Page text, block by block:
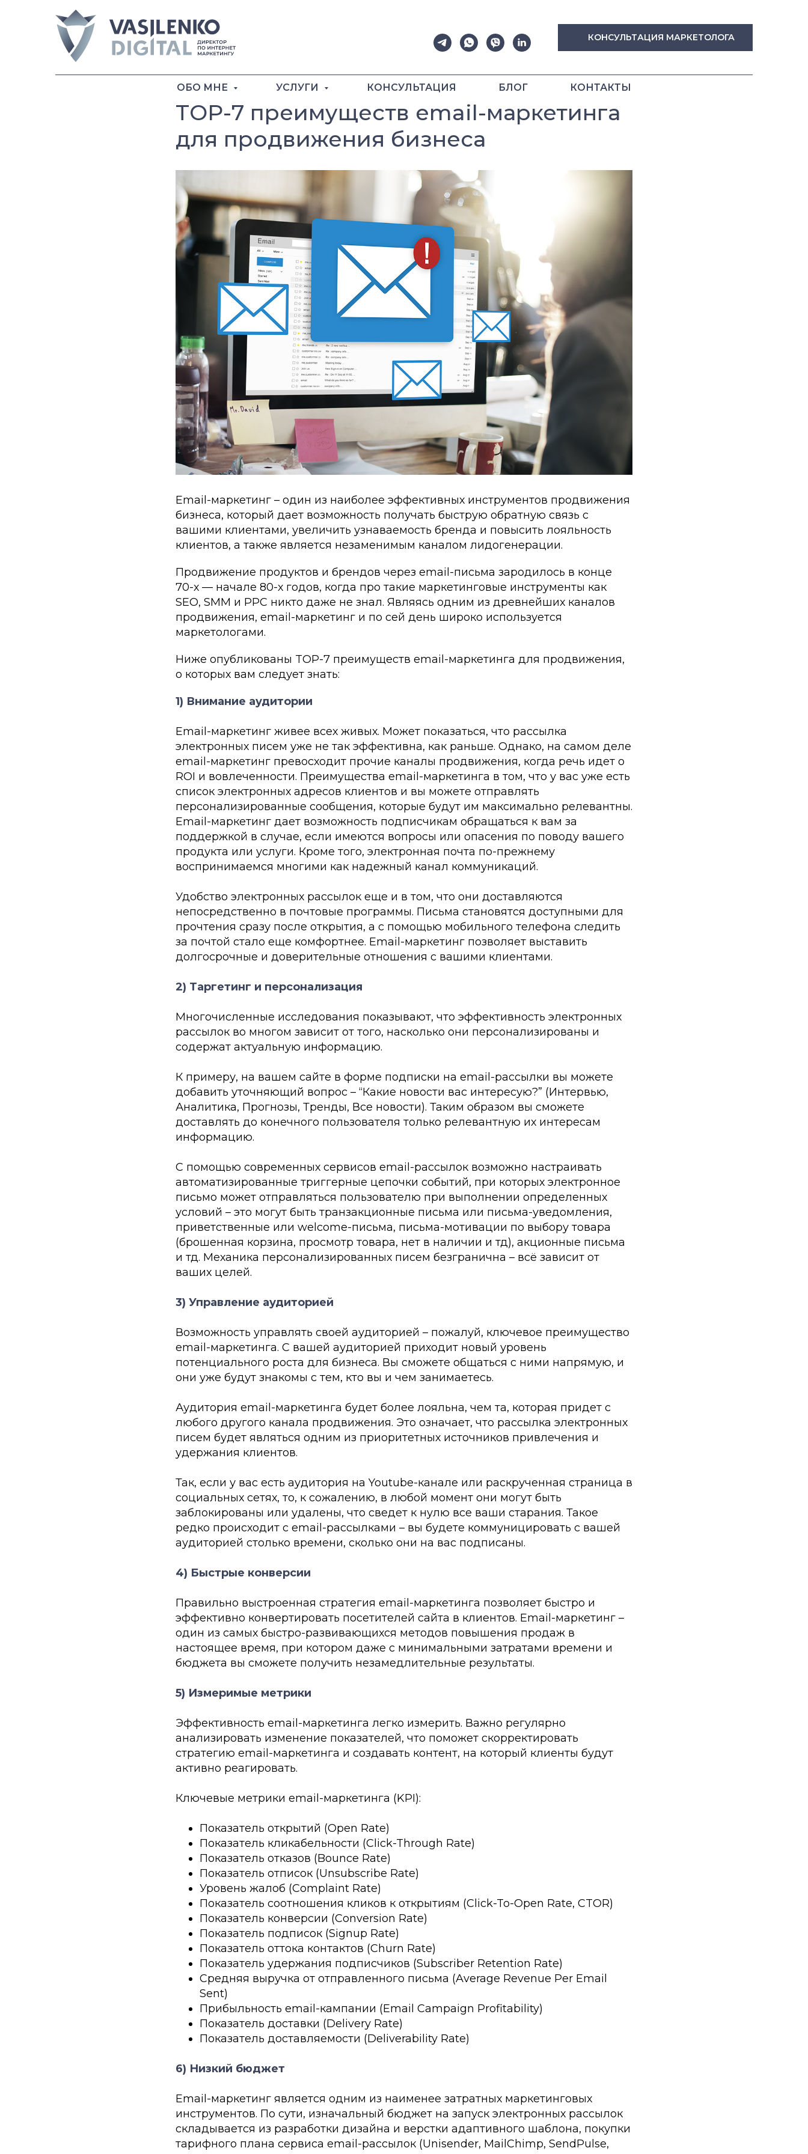
КОНСУЛЬТАЦИЯ МАРКЕТОЛОГА
ОБО МНЕ УСЛУГИ КОНСУЛЬТАЦИЯ БЛОГ КОНТАКТЫ
TOP-7 преимуществ email-маркетинга
для продвижения бизнеса
Email-маркетинг – один из наиболее эффективных инструментов продвижения
бизнеса, который дает возможность получать быструю обратную связь с
вашими клиентами, увеличить узнаваемость бренда и повысить лояльность
клиентов, а также является незаменимым каналом лидогенерации.
Продвижение продуктов и брендов через email-письма зародилось в конце
70-х — начале 80-х годов, когда про такие маркетинговые инструменты как
SEO, SMM и PPC никто даже не знал. Являясь одним из древнейших каналов
продвижения, email-маркетинг и по сей день широко используется
маркетологами.
Ниже опубликованы TOP-7 преимуществ email-маркетинга для продвижения,
о которых вам следует знать:
1) Внимание аудитории
Email-маркетинг живее всех живых. Может показаться, что рассылка
электронных писем уже не так эффективна, как раньше. Однако, на самом деле
email-маркетинг превосходит прочие каналы продвижения, когда речь идет о
ROI и вовлеченности. Преимущества email-маркетинга в том, что у вас уже есть
список электронных адресов клиентов и вы можете отправлять
персонализированные сообщения, которые будут им максимально релевантны.
Email-маркетинг дает возможность подписчикам обращаться к вам за
поддержкой в случае, если имеются вопросы или опасения по поводу вашего
продукта или услуги. Кроме того, электронная почта по-прежнему
воспринимаемся многими как надежный канал коммуникаций.
Удобство электронных рассылок еще и в том, что они доставляются
непосредственно в почтовые программы. Письма становятся доступными для
прочтения сразу после открытия, а с помощью мобильного телефона следить
за почтой стало еще комфортнее. Email-маркетинг позволяет выставить
долгосрочные и доверительные отношения с вашими клиентами.
2) Таргетинг и персонализация
Многочисленные исследования показывают, что эффективность электронных
рассылок во многом зависит от того, насколько они персонализированы и
содержат актуальную информацию.
К примеру, на вашем сайте в форме подписки на email-рассылки вы можете
добавить уточняющий вопрос – “Какие новости вас интересую?” (Интервью,
Аналитика, Прогнозы, Тренды, Все новости). Таким образом вы сможете
доставлять до конечного пользователя только релевантную их интересам
информацию.
С помощью современных сервисов email-рассылок возможно настраивать
автоматизированные триггерные цепочки событий, при которых электронное
письмо может отправляться пользователю при выполнении определенных
условий – это могут быть транзакционные письма или письма-уведомления,
приветственные или welcome-письма, письма-мотивации по выбору товара
(брошенная корзина, просмотр товара, нет в наличии и тд), акционные письма
и тд. Механика персонализированных писем безгранична – всё зависит от
ваших целей.
3) Управление аудиторией
Возможность управлять своей аудиторией – пожалуй, ключевое преимущество
email-маркетинга. С вашей аудиторией приходит новый уровень
потенциального роста для бизнеса. Вы сможете общаться с ними напрямую, и
они уже будут знакомы с тем, кто вы и чем занимаетесь.
Аудитория email-маркетинга будет более лояльна, чем та, которая придет с
любого другого канала продвижения. Это означает, что рассылка электронных
писем будет являться одним из приоритетных источников привлечения и
удержания клиентов.
Так, если у вас есть аудитория на Youtube-канале или раскрученная страница в
социальных сетях, то, к сожалению, в любой момент они могут быть
заблокированы или удалены, что сведет к нулю все ваши старания. Такое
редко происходит с email-рассылками – вы будете коммуницировать с вашей
аудиторией столько времени, сколько они на вас подписаны.
4) Быстрые конверсии
Правильно выстроенная стратегия email-маркетинга позволяет быстро и
эффективно конвертировать посетителей сайта в клиентов. Email-маркетинг –
один из самых быстро-развивающихся методов повышения продаж в
настоящее время, при котором даже с минимальными затратами времени и
бюджета вы сможете получить незамедлительные результаты.
5) Измеримые метрики
Эффективность email-маркетинга легко измерить. Важно регулярно
анализировать изменение показателей, что поможет скорректировать
стратегию email-маркетинга и создавать контент, на который клиенты будут
активно реагировать.
Ключевые метрики email-маркетинга (KPI):
Показатель открытий (Open Rate)
Показатель кликабельности (Click-Through Rate)
Показатель отказов (Bounce Rate)
Показатель отписок (Unsubscribe Rate)
Уровень жалоб (Complaint Rate)
Показатель соотношения кликов к открытиям (Click-To-Open Rate, CTOR)
Показатель конверсии (Conversion Rate)
Показатель подписок (Signup Rate)
Показатель оттока контактов (Churn Rate)
Показатель удержания подписчиков (Subscriber Retention Rate)
Средняя выручка от отправленного письма (Average Revenue Per Email
Sent)
Прибыльность email-кампании (Email Campaign Profitability)
Показатель доставки (Delivery Rate)
Показатель доставляемости (Deliverability Rate)
6) Низкий бюджет
Email-маркетинг является одним из наименее затратных маркетинговых
инструментов. По сути, изначальный бюджет на запуск электронных рассылок
складывается из разработки дизайна и верстки адаптивного шаблона, покупки
тарифного плана сервиса email-рассылок (Unisender, MailChimp, SendPulse,